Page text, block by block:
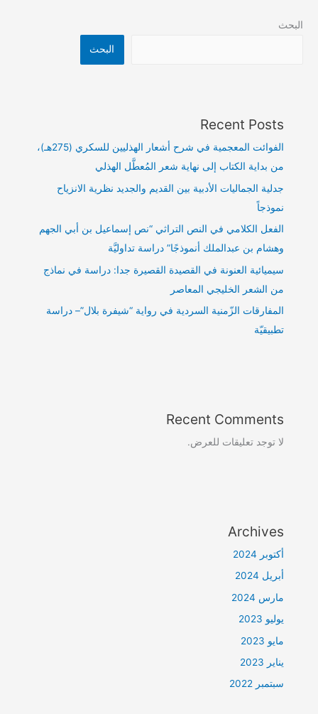
البحث
البحث
Recent Posts
الفوائت المعجمية في شرح أشعار الهذليين للسكري (275هـ)،
من بداية الكتاب إلى نهاية شعر المُعطَّل الهذلي
جدلية الجماليات الأدبية بين القديم والجديد نظرية الانزياح
نموذجاً
الفعل الكلامي في النص التراثي “نص إسماعيل بن أبي الجهم
وهشام بن عبدالملك أنموذجًا” دراسة تداوليَّة
سيميائية العنونة في القصيدة القصيرة جدا: دراسة في نماذج
من الشعر الخليجي المعاصر
المفارقات الزّمنية السردية في رواية “شيفرة بلال”– دراسة
تطبيقيّة
Recent Comments
لا توجد تعليقات للعرض.
Archives
أكتوبر 2024
أبريل 2024
مارس 2024
يوليو 2023
مايو 2023
يناير 2023
سبتمبر 2022